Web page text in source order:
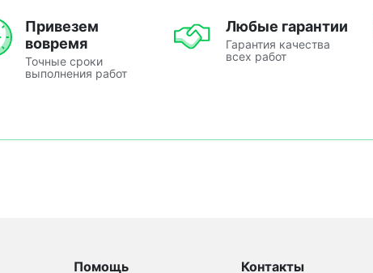
Привезем
вовремя
Точные сроки
выполнения работ
Любые гарантии
Гарантия качества
всех работ
Помощь Контакты